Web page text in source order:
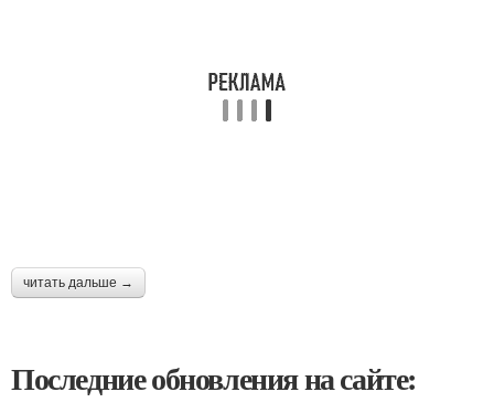
читать дальше →
Последние обновления на сайте: